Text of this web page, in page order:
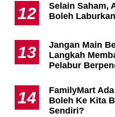
12
Selain Saham,
Boleh
13
Jangan Main
Langkah
Pelabur
14
FamilyMart
Boleh Ke Kita
Sendiri?